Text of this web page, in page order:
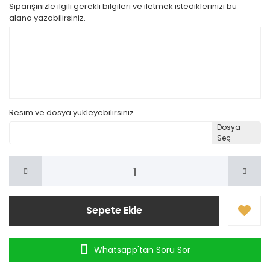
Siparişinizle ilgili gerekli bilgileri ve iletmek istediklerinizi bu
alana yazabilirsiniz.
Resim ve dosya yükleyebilirsiniz.
Dosya
Seç
Sepete Ekle
Whatsapp'tan Soru Sor